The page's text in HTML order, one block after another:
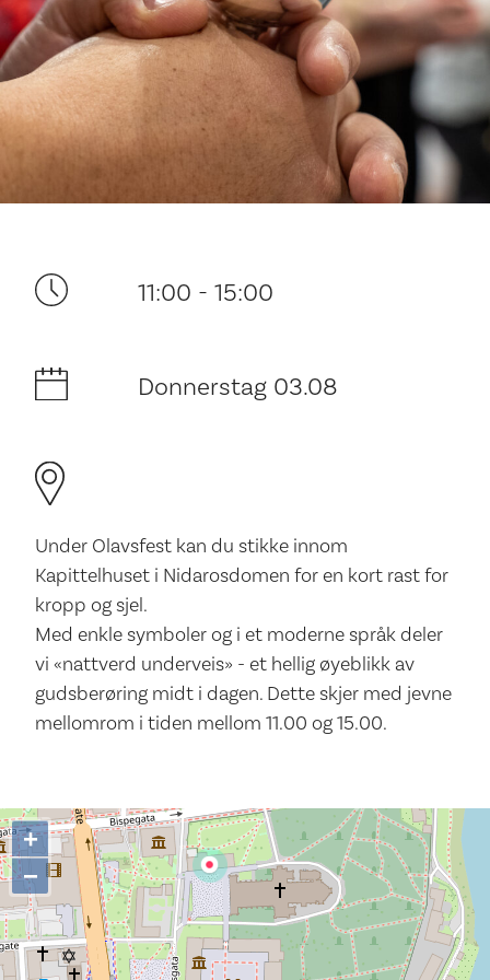
Ditt besøk
Musikk
Historie og arkitektur
11:00 - 15:00
Donnerstag 03.08
Under Olavsfest kan du stikke innom
Kapittelhuset i Nidarosdomen for en kort rast for
kropp og sjel.
Med enkle symboler og i et moderne språk deler
vi «nattverd underveis» - et hellig øyeblikk av
gudsberøring midt i dagen. Dette skjer med jevne
mellomrom i tiden mellom 11.00 og 15.00.
+
−